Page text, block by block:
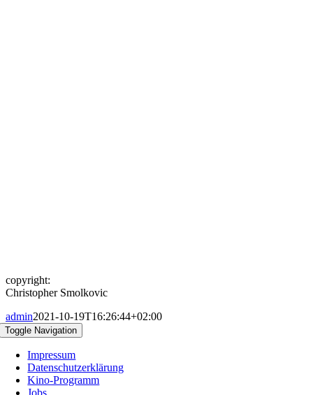
copyright:
Christopher Smolkovic
admin2021-10-19T16:26:44+02:00
Toggle Navigation
Impressum
Datenschutzerklärung
Kino-Programm
Jobs